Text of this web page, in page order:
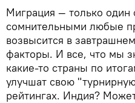
Миграция — только
сомнительными любые
возвысится в
факторы. И все, что мы
какие-то страны по
улучшат свою
рейтингах. Индия?